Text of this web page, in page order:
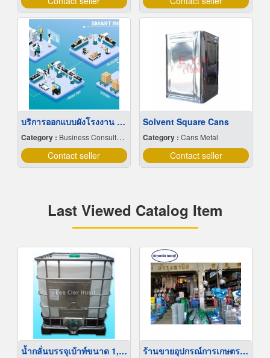
บริการออกแบบผังโรงงาน Lay out
Category : Business Consultants
Contact seller
Solvent Square Cans
Category : Cans Metal
Contact seller
Last Viewed Catalog Item
น้ำกลั่นบรรจุเบ้าท์ขนาด 1,000 ลิตร ร้านขายอุปกรณ์การเกษตร เพชรบุรี